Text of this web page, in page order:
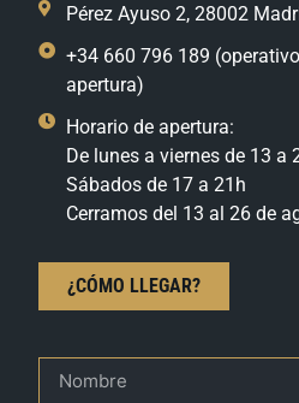
Pérez Ayuso 2, 28002
+34 660 796 189
apertura)
Horario de apertura:
De lunes a viernes de 13 a
Sábados de 17 a 21h
Cerramos del 13 al 26 de
¿CÓMO LLEGAR?